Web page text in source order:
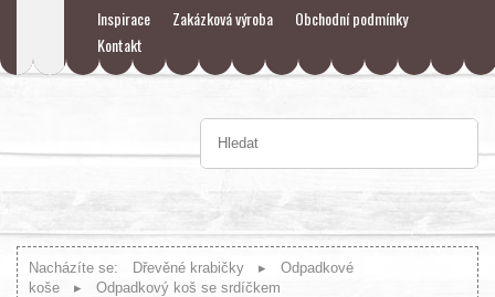
Inspirace Zakázková výroba
Obchodní podmínky
Kontakt
Nacházíte se: Dřevěné krabičky
Odpadkové
koše
Odpadkový koš se srdíčkem